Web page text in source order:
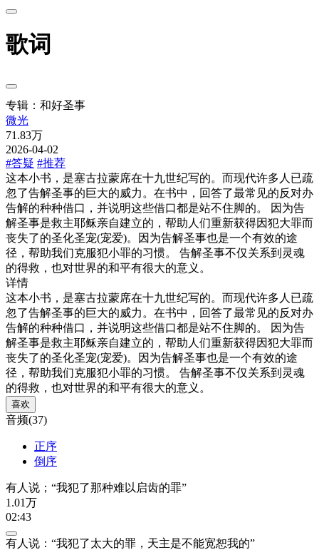
歌词
专辑：和好圣事
微光
71.83万
2026-04-02
#答疑 #推荐
这本小书，是塞古拉蒙席在十九世纪写的。而现代许多人已疏
忽了告解圣事的巨大的威力。在书中，回答了最常见的反对办
告解的种种借口，并说明这些借口都是站不住脚的。 因为告
解圣事是救主耶稣亲自建立的，帮助人们重新获得因犯大罪而
丧失了的圣化圣宠(宠爱)。因为告解圣事也是一个有效的途
径，帮助我们克服犯小罪的习惯。 告解圣事不仅关系到灵魂
的得救，也对世界的和平有很大的意义。
详情
这本小书，是塞古拉蒙席在十九世纪写的。而现代许多人已疏
忽了告解圣事的巨大的威力。在书中，回答了最常见的反对办
告解的种种借口，并说明这些借口都是站不住脚的。 因为告
解圣事是救主耶稣亲自建立的，帮助人们重新获得因犯大罪而
丧失了的圣化圣宠(宠爱)。因为告解圣事也是一个有效的途
径，帮助我们克服犯小罪的习惯。 告解圣事不仅关系到灵魂
的得救，也对世界的和平有很大的意义。
喜欢
音频(37)
正序
倒序
有人说；“我犯了那种难以启齿的罪”
1.01万
02:43
有人说：“我犯了太大的罪，天主是不能宽恕我的”